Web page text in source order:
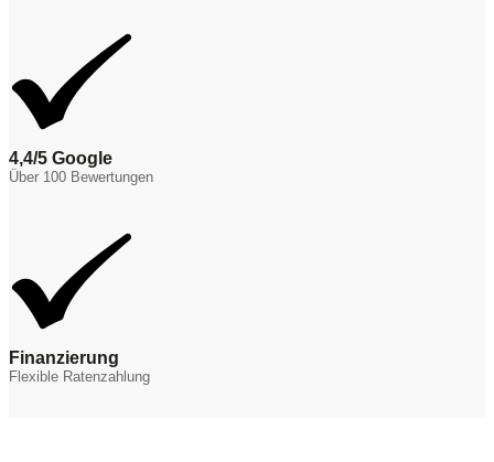
4,4/5 Google
Über 100 Bewertungen
Finanzierung
Flexible Ratenzahlung